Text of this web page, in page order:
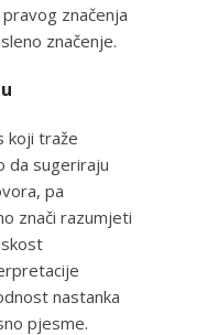
značenja
značenje.
koji traže
da sugeriraju
pa
znači razumjeti
nastanka
pjesme.